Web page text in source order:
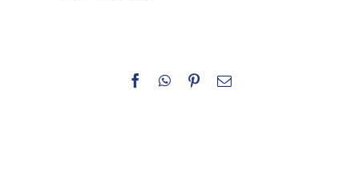
Facebook
WhatsApp
Pinterest
E-